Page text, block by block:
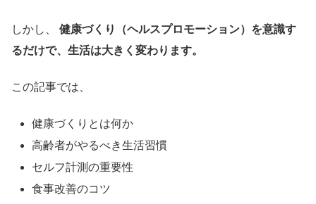
しかし、 健康づくり（ヘルスプロモーション）を意識す
るだけで、生活は大きく変わります。
この記事では、
健康づくりとは何か
高齢者がやるべき生活習慣
セルフ計測の重要性
食事改善のコツ